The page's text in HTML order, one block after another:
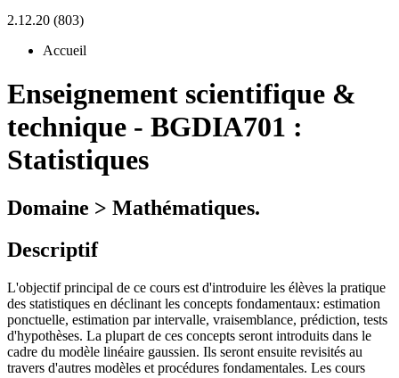
2.12.20 (803)
Accueil
Enseignement scientifique &
technique - BGDIA701 :
Statistiques
Domaine > Mathématiques.
Descriptif
L'objectif principal de ce cours est d'introduire les élèves la pratique
des statistiques en déclinant les concepts fondamentaux: estimation
ponctuelle, estimation par intervalle, vraisemblance, prédiction, tests
d'hypothèses. La plupart de ces concepts seront introduits dans le
cadre du modèle linéaire gaussien. Ils seront ensuite revisités au
travers d'autres modèles et procédures fondamentales. Les cours